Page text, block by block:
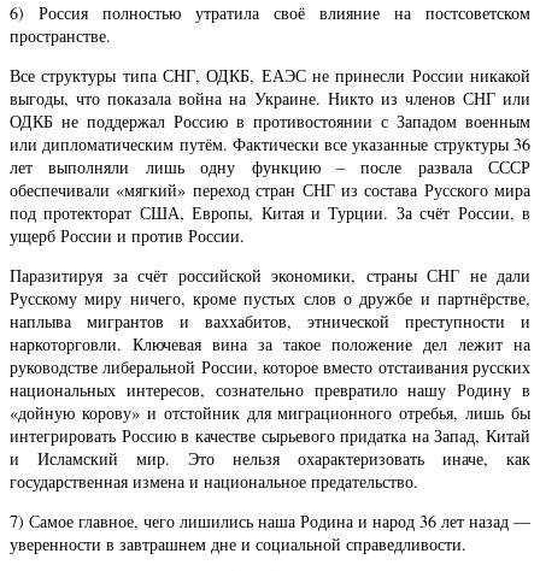
6) Россия полностью утратила своё влияние на постсоветском
пространстве.
Все структуры типа СНГ, ОДКБ, ЕАЭС не принесли России никакой
выгоды, что показала война на Украине. Никто из членов СНГ или
ОДКБ не поддержал Россию в противостоянии с Западом военным
или дипломатическим путём. Фактически все указанные структуры 36
лет выполняли лишь одну функцию – после развала СССР
обеспечивали «мягкий» переход стран СНГ из состава Русского мира
под протекторат США, Европы, Китая и Турции. За счёт России, в
ущерб России и против России.
Паразитируя за счёт российской экономики, страны СНГ не дали
Русскому миру ничего, кроме пустых слов о дружбе и партнёрстве,
наплыва мигрантов и ваххабитов, этнической преступности и
наркоторговли. Ключевая вина за такое положение дел лежит на
руководстве либеральной России, которое вместо отстаивания русских
национальных интересов, сознательно превратило нашу Родину в
«дойную корову» и отстойник для миграционного отребья, лишь бы
интегрировать Россию в качестве сырьевого придатка на Запад, Китай
и Исламский мир. Это нельзя охарактеризовать иначе, как
государственная измена и национальное предательство.
7) Самое главное, чего лишились наша Родина и народ 36 лет назад —
уверенности в завтрашнем дне и социальной справедливости.